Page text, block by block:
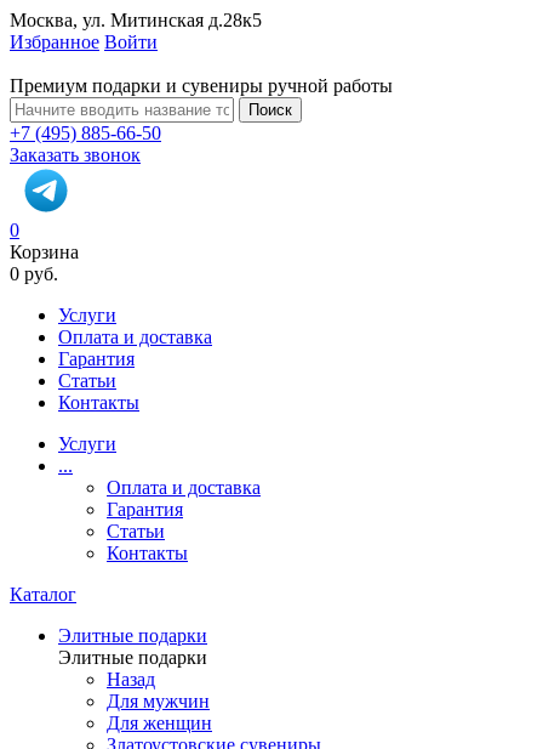
Москва, ул. Митинская д.28к5
Избранное Войти
Премиум подарки и сувениры ручной работы
Поиск
+7 (495) 885-66-50
Заказать звонок
0
Корзина
0 руб.
Услуги
Оплата и доставка
Гарантия
Статьи
Контакты
Услуги
...
Оплата и доставка
Гарантия
Статьи
Контакты
Каталог
Элитные подарки
Элитные подарки
Назад
Для мужчин
Для женщин
Златоустовские сувениры